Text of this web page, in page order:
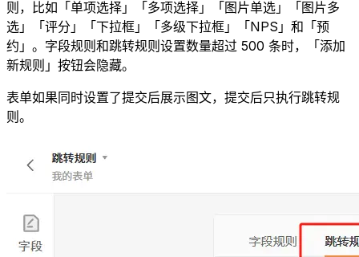
则，比如「单项选择」「多项选择」「图片单选」「图片多
选」「评分」「下拉框」「多级下拉框」「NPS」和「预
约」。字段规则和跳转规则设置数量超过 500 条时，「添加
新规则」按钮会隐藏。
表单如果同时设置了提交后展示图文，提交后只执行跳转规
则。